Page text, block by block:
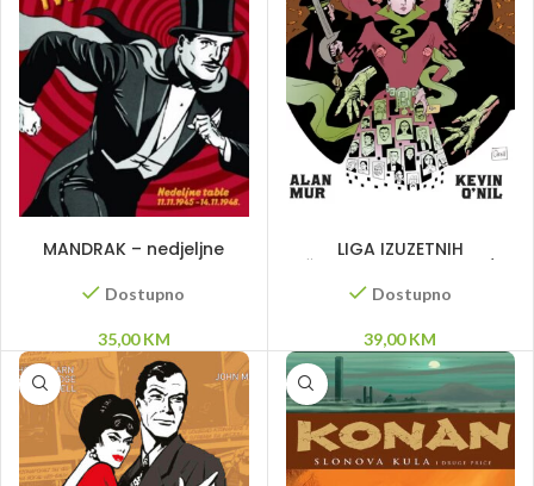
MANDRAK – nedjeljne
table 45 – 48
Dostupno
35,00KM
LIGA IZUZETNIH
DŽENTLMENA 3 – STOLEĆE
Dostupno
39,00KM